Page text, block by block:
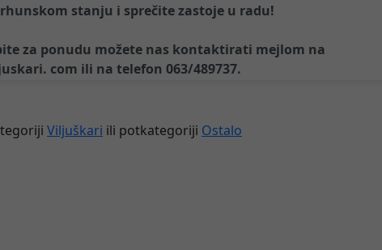
stanju i sprečite zastoje u radu!
za ponudu možete nas kontaktirati mejlom na
com ili na telefon 063/489737.
Viljuškari ili potkategoriji Ostalo